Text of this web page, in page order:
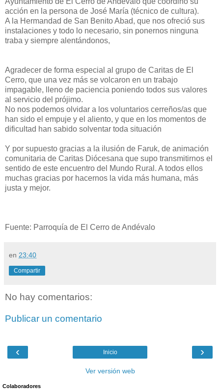
acción en la persona de José María (técnico de cultura).
A la Hermandad de San Benito Abad, que nos ofreció sus
instalaciones y todo lo necesario, sin ponernos ninguna
traba y siempre alentándonos,
Agradecer de forma especial al grupo de Caritas de El
Cerro, que una vez más se volcaron en un trabajo
impagable, lleno de paciencia poniendo todos sus valores
al servicio del prójimo.
No nos podemos olvidar a los voluntarios cerreños/as que
han sido el empuje y el aliento, y que en los momentos de
dificultad han sabido solventar toda situación
Y por supuesto gracias a la ilusión de Faruk, de animación
comunitaria de Caritas Diócesana que supo transmitirnos el
sentido de este encuentro del Mundo Rural. A todos ellos
muchas gracias por hacernos la vida más humana, más
justa y mejor.
Fuente: Parroquía de El Cerro de Andévalo
en 23:40
Compartir
No hay comentarios:
Publicar un comentario
‹ ›
Inicio
Ver versión web
Colaboradores